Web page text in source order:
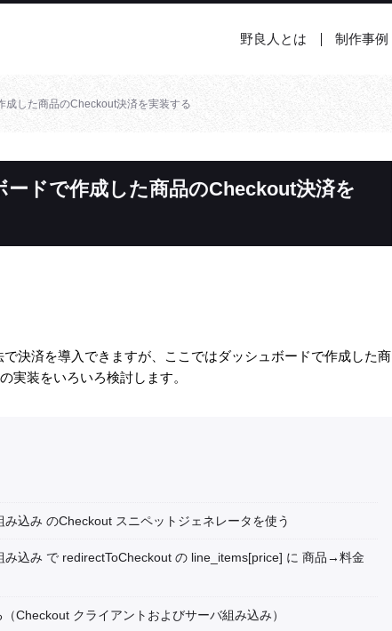
野良人とは 制作事例
成した商品のCheckout決済を実装する
ードで作成した商品のCheckout決済を
決済を導入できますが、ここではダッシュボードで作成した商
実装をいろいろ検討します。
込み のCheckout スニペットジェネレータを使う
み込み で redirectToCheckout の line_items[price] に 商品→料金
Checkout クライアントおよびサーバ組み込み）